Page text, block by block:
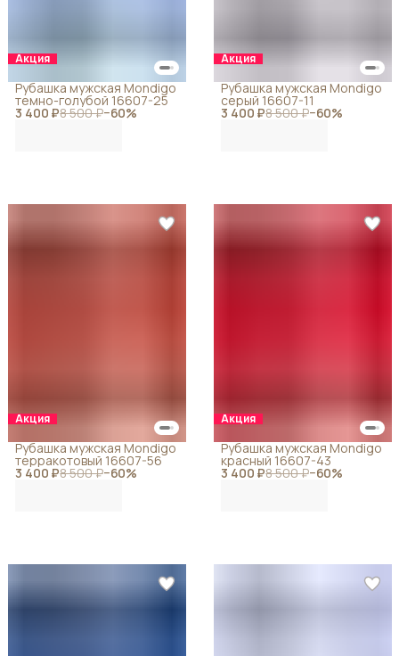
Акция
3 400 ₽8 500 ₽−60%
Рубашка мужская Mondigo
темно-голубой 16607-25
Акция
3 400 ₽8 500 ₽−60%
Рубашка мужская Mondigo
серый 16607-11
Акция
3 400 ₽8 500 ₽−60%
Рубашка мужская Mondigo
терракотовый 16607-56
Акция
3 400 ₽8 500 ₽−60%
Рубашка мужская Mondigo
красный 16607-43